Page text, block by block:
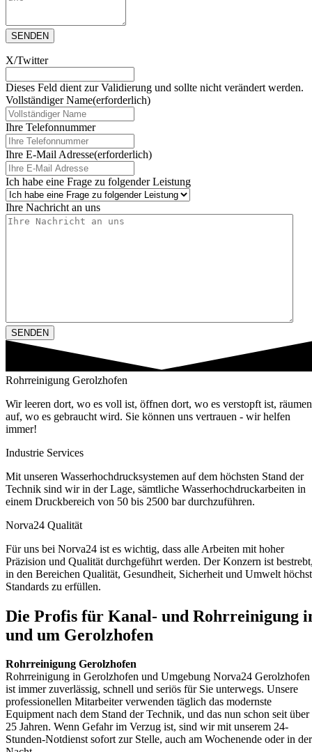
SENDEN
X/Twitter
Dieses Feld dient zur Validierung und sollte nicht verändert werden.
Vollständiger Name(erforderlich)
Ihre Telefonnummer
Ihre E-Mail Adresse(erforderlich)
Ich habe eine Frage zu folgender Leistung
Ihre Nachricht an uns
Rohrreinigung Gerolzhofen
Wir leeren dort, wo es voll ist, öffnen dort, wo es verstopft ist, räumen
auf, wo es gebraucht wird. Sie können uns vertrauen - wir helfen
immer!
Industrie Services
Mit unseren Wasserhochdrucksystemen auf dem höchsten Stand der
Technik sind wir in der Lage, sämtliche Wasserhochdruckarbeiten in
einem Druckbereich von 50 bis 2500 bar durchzuführen.
Norva24 Qualität
Für uns bei Norva24 ist es wichtig, dass alle Arbeiten mit hoher
Präzision und Qualität durchgeführt werden. Der Konzern ist
in den Bereichen Qualität, Gesundheit, Sicherheit und Umwelt
Standards zu erfüllen.
Die Profis für Kanal- und Rohrreinigung
und um Gerolzhofen
Rohrreinigung Gerolzhofen
Rohrreinigung in Gerolzhofen und Umgebung Norva24 Gerolzhofen
ist immer zuverlässig, schnell und seriös für Sie unterwegs. Unsere
professionellen Mitarbeiter verwenden täglich das modernste
Equipment nach dem Stand der Technik, und das nun schon seit über
25 Jahren. Wenn Gefahr im Verzug ist, sind wir mit unserem 24-
Stunden-Notdienst sofort zur Stelle, auch am Wochenende oder in der